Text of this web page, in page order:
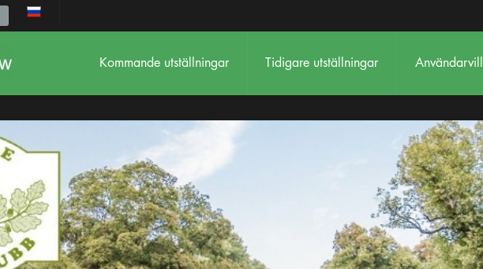
Kommande utställningar Tidigare utställningar